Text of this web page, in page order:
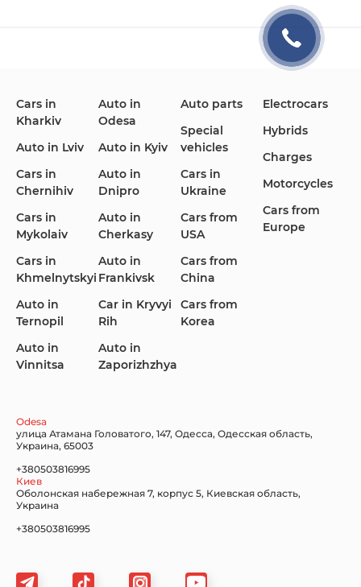
Dodge
Ford Hyundai
Infiniti Jaguar Jeep
KIA Land Rover
Nissan
Subaru Tesla
Cars in
Kharkiv
Auto in Lviv
Cars in
Chernihiv
Cars in
Mykolaiv
Cars in
Khmelnytskyi
Auto in
Ternopil
Auto in
Vinnitsa
Auto in
Odesa
Auto in Kyiv
Auto in
Dnipro
Auto in
Cherkasy
Auto in
Frankivsk
Car in Kryvyi
Rih
Auto in
Zaporizhzhya
Auto parts
Special
vehicles
Cars in
Ukraine
Cars from
USA
Cars from
China
Cars from
Korea
Electrocars
Hybrids
Charges
Motorcycles
Cars from
Europe
Odesa
улица Атамана Головатого, 147, Одесса, Одесская область,
Украина, 65003
+380503816995
Киев
Оболонская набережная 7, корпус 5, Киевская область,
Украина
+380503816995